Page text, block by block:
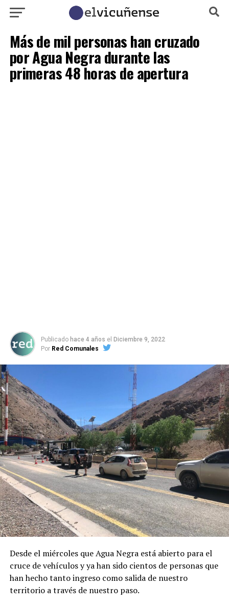
Más de mil personas han cruzado
por Agua Negra durante las
primeras 48 horas de apertura
Publicado hace 4 años el Diciembre 9, 2022
Por Red Comunales
Desde el miércoles que Agua Negra está abierto para el
cruce de vehículos y ya han sido cientos de personas que
han hecho tanto ingreso como salida de nuestro
territorio a través de nuestro paso.